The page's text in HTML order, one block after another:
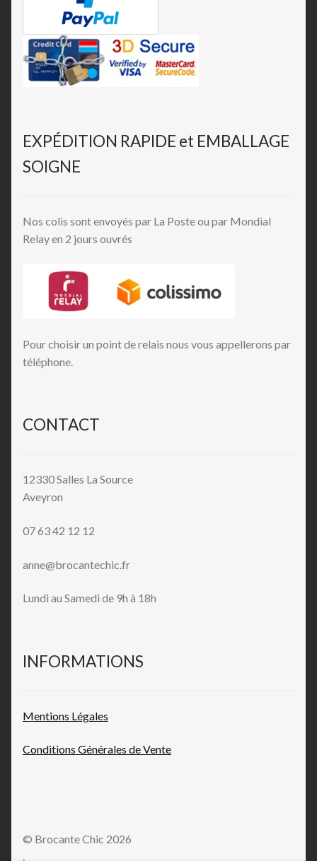
EXPÉDITION RAPIDE et EMBALLAGE
SOIGNE
Nos colis sont envoyés par La Poste ou par Mondial
Relay en 2 jours ouvrés
Pour choisir un point de relais nous vous appellerons par
téléphone.
CONTACT
12330 Salles La Source
Aveyron
07 63 42 12 12
anne@brocantechic.fr
Lundi au Samedi de 9h à 18h
INFORMATIONS
Mentions L égales
Conditions Générales deVente
© Brocante Chic 2026